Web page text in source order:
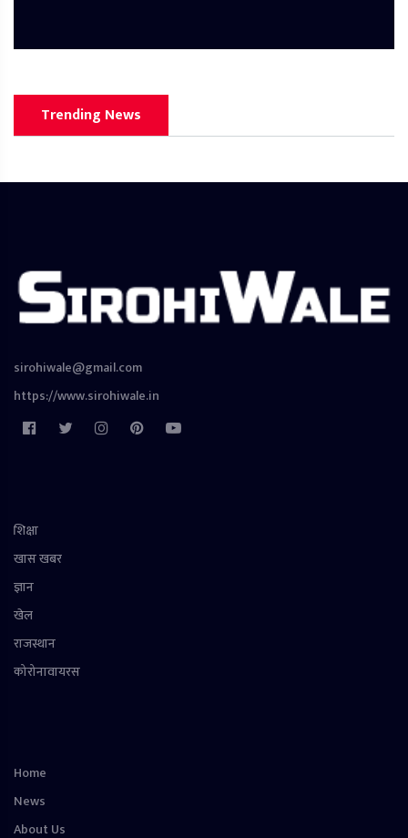
Trending News
sirohiwale@gmail.com
https://www.sirohiwale.in
शिक्षा
खास खबर
ज्ञान
खेल
राजस्थान
कोरोनावायरस
Home
News
About Us